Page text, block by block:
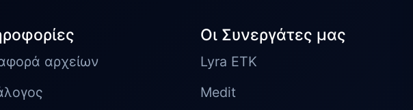
αρχείων
Οι Συνεργάτες μας
Lyra ETK
Medit